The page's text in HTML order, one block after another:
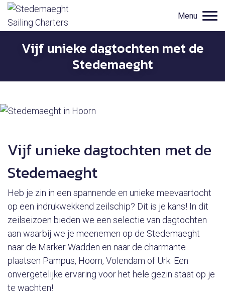
Menu
Vijf unieke dagtochten met de
Stedemaeght
Vijf unieke dagtochten met de
Stedemaeght
Heb je zin in een spannende en unieke meevaartocht
op een indrukwekkend zeilschip? Dit is je kans! In dit
zeilseizoen bieden we een selectie van dagtochten
aan waarbij we je meenemen op de Stedemaeght
naar de Marker Wadden en naar de charmante
plaatsen Pampus, Hoorn, Volendam of Urk. Een
onvergetelijke ervaring voor het hele gezin staat op je
te wachten!